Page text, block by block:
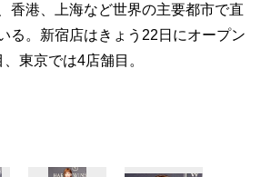
香港、上海など世界の主要都市で直
る。新宿店はきょう22日にオープン
東京では4店舗目。